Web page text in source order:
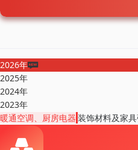
2026年
2025年
2024年
2023年
暖通空调、厨房电器 装饰材料及家具